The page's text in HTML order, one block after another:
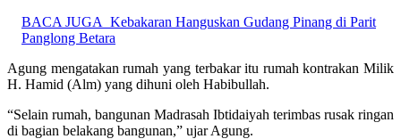
BACA JUGA Kebakaran Hanguskan Gudang Pinang di Parit
Panglong Betara
Agung mengatakan rumah yang terbakar itu rumah kontrakan Milik
H. Hamid (Alm) yang dihuni oleh Habibullah.
“Selain rumah, bangunan Madrasah Ibtidaiyah terimbas rusak ringan
di bagian belakang bangunan,” ujar Agung.